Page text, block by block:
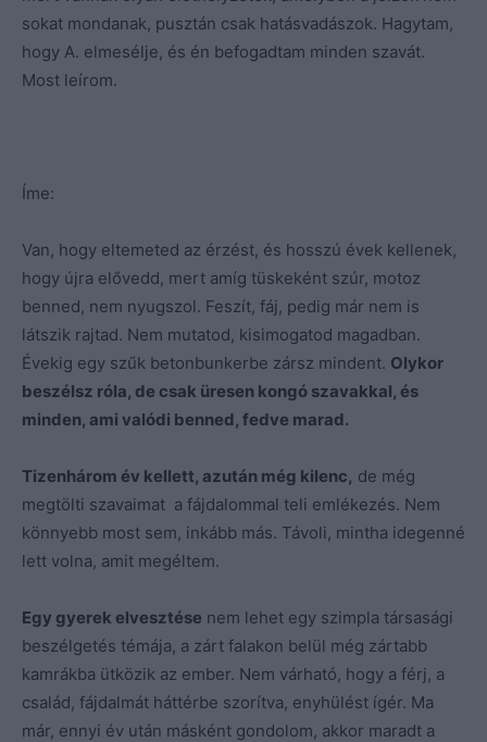
sokat mondanak, pusztán csak hatásvadászok. Hagytam,
hogy A. elmesélje, és én befogadtam minden szavát.
Most leírom.
Íme:
Van, hogy eltemeted az érzést, és hosszú évek kellenek,
hogy újra elővedd, mert amíg tüskeként szúr, motoz
benned, nem nyugszol. Feszít, fáj, pedig már nem is
látszik rajtad. Nem mutatod, kisimogatod magadban.
Évekig egy szűk betonbunkerbe zársz mindent. Olykor
beszélsz róla, de csak üresen kongó szavakkal, és
minden, ami valódi benned, fedve marad.
Tizenhárom év kellett, azután még kilenc, de még
megtölti szavaimat a fájdalommal teli emlékezés. Nem
könnyebb most sem, inkább más. Távoli, mintha idegenné
lett volna, amit megéltem.
Egy gyerek elvesztése nem lehet egy szimpla társasági
beszélgetés témája, a zárt falakon belül még zártabb
kamrákba ütközik az ember. Nem várható, hogy a férj, a
család, fájdalmát háttérbe szorítva, enyhülést ígér. Ma
már, ennyi év után másként gondolom, akkor maradt a